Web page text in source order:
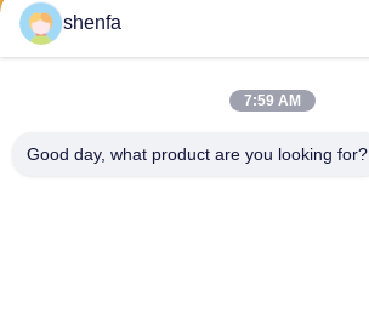
shenfa
7:59 AM
Good day, what product are you looking for?